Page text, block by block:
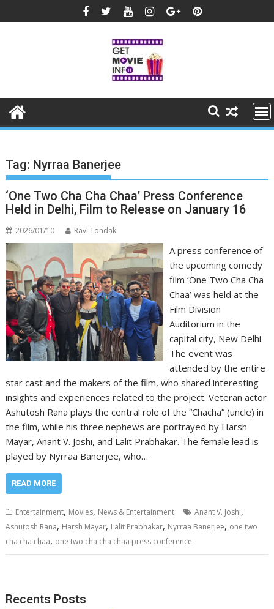
to
Tag: Nyrraa Banerjee
‘One Two Cha Cha Chaa’ Press Conference
Held in Delhi, Film to Release on January 16
2026/01/10 Ravi Tondak
A press conference of
the upcoming comedy
film ‘One Two Cha Cha
Chaa’ was held at the
Film Division
Auditorium in the
capital city, New Delhi.
The event was
attended by the entire
star cast and the makers of the film, who shared interesting
insights and experiences related to the project. Veteran actor
Ashutosh Rana plays the central role of the “Chacha” (uncle) in
the film, while his three nephews are portrayed by Harsh
Mayar, Anant V. Joshi, and Lalit Prabhakar. The female lead is
played by Nyrraa Banerjee, who…
READ MORE
Entertainment, Movies, News & Entertainment Anant V. Joshi,
Ashutosh Rana, Harsh Mayar, Lalit Prabhakar, Nyrraa Banerjee, one two
cha cha chaa, one two cha cha chaa press conference
Recents Posts